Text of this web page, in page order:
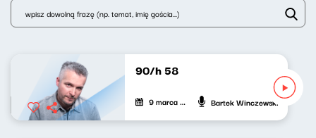
90/h 58
9 marca 2022 Bartek Winczewski